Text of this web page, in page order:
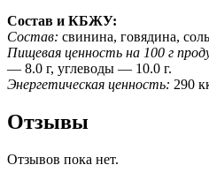
Состав и КБЖУ:
Состав: свинина, говядина,
Пищевая ценность на 100 г
— 8.0 г, углеводы — 10.0 г.
Энергетическая ценность: 290
Отзывы
Отзывов пока нет.